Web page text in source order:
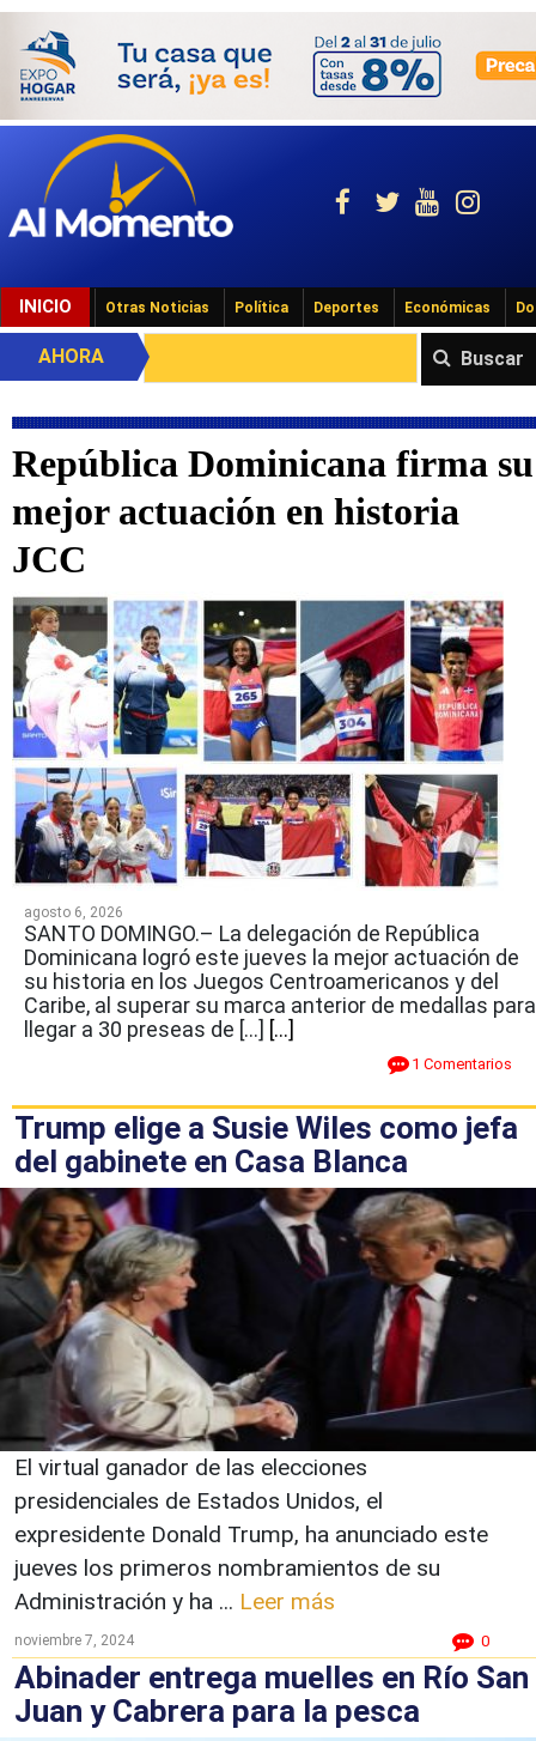
INICIO Otras Noticias Política Deportes Económicas
Buscar
AHORA
República Dominicana firma su
mejor actuación en historia
JCC
agosto 6, 2026
SANTO DOMINGO.– La delegación de República
Dominicana logró este jueves la mejor actuación de
su historia en los Juegos Centroamericanos y del
Caribe, al superar su marca anterior de medallas para
llegar a 30 preseas de […] [...]
1 Comentarios
Trump elige a Susie Wiles como jefa
del gabinete en Casa Blanca
El virtual ganador de las elecciones
presidenciales de Estados Unidos, el
expresidente Donald Trump, ha anunciado este
jueves los primeros nombramientos de su
Administración y ha ... Leer más
noviembre 7, 2024 0
Abinader entrega muelles en Río San
Juan y Cabrera para la pesca